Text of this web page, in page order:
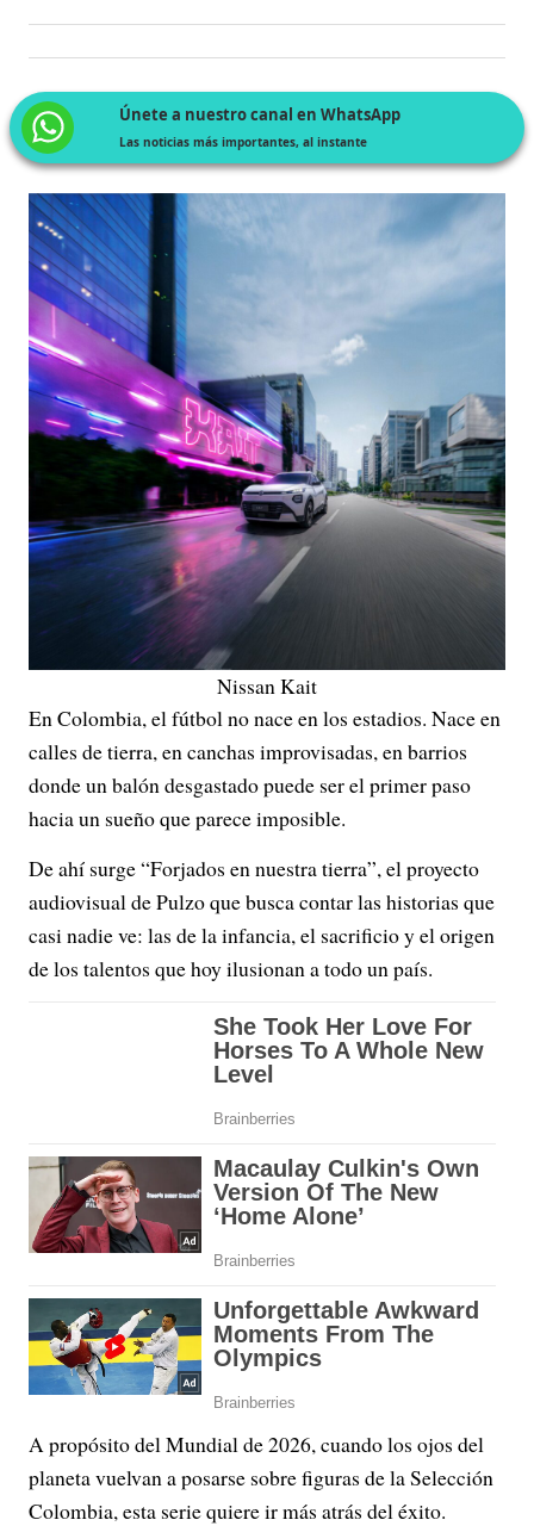
Únete a nuestro canal en WhatsApp
Las noticias más importantes, al instante
Nissan Kait
En Colombia, el fútbol no nace en los estadios. Nace en
calles de tierra, en canchas improvisadas, en barrios
donde un balón desgastado puede ser el primer paso
hacia un sueño que parece imposible.
De ahí surge “Forjados en nuestra tierra”, el proyecto
audiovisual de Pulzo que busca contar las historias que
casi nadie ve: las de la infancia, el sacrificio y el origen
de los talentos que hoy ilusionan a todo un país.
A propósito del Mundial de 2026, cuando los ojos del
planeta vuelvan a posarse sobre figuras de la Selección
Colombia, esta serie quiere ir más atrás del éxito.